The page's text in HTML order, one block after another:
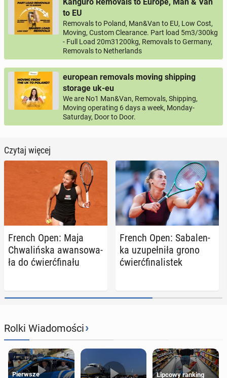
Kanguro Removals to Europe, Man & Van
to EU
Removals to Poland, Man&Van to EU, Low Cost,
Moving, Custom Clearance. Part load 5m3/300kg
- Full Load 20m31200kg, Removals to Germany,
Removals to Netherlands
european removals moving shipping
storage uk-eu
We are No1 Man&Van, Removals, Shipping,
Moving operating 6 days a week, Monday-
Saturday, Door to Door.
Czytaj więcej
French Open: Maja
Chwa­liń­ska awan­so­wa­
ła do ćwierć­fi­na­łu
French Open: Sa­ba­len­
ka uzu­peł­ni­ła grono
ćwierć­fi­na­li­stek
Rolki Wiadomości›
Pierwsze Lipcowy ranking